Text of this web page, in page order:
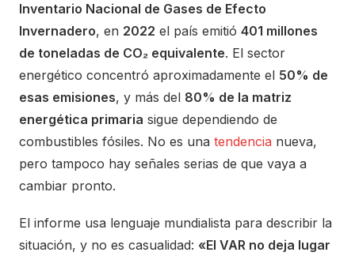
Inventario Nacional de Gases de Efecto
Invernadero, en 2022 el país emitió 401 millones
de toneladas de CO₂ equivalente. El sector
energético concentró aproximadamente el 50% de
esas emisiones, y más del 80% de la matriz
energética primaria sigue dependiendo de
combustibles fósiles. No es una tendencia nueva,
pero tampoco hay señales serias de que vaya a
cambiar pronto.
El informe usa lenguaje mundialista para describir la
situación, y no es casualidad: «El VAR no deja lugar